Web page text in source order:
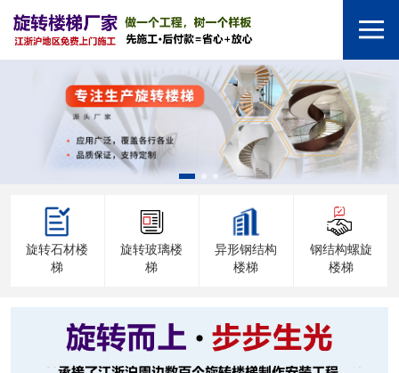
旋转石材楼
梯
旋转玻璃楼
梯
异形钢结构
楼梯
钢结构螺旋
楼梯